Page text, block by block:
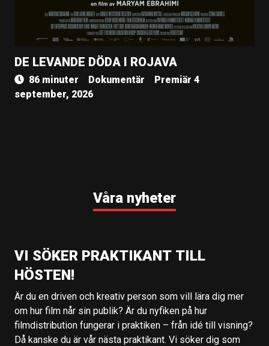
DE LEVANDE DÖDA I ROJAVA
86 minuter Dokumentär
Premiär 4
september, 2026
Våra nyheter
VI SÖKER PRAKTIKANT TILL
HÖSTEN!
Är du en driven och kreativ person som vill lära dig mer
om hur film når sin publik? Är du nyfiken på hur
filmdistribution fungerar i praktiken – från idé till visning?
Då kanske du är vår nästa praktikant. Vi söker dig som